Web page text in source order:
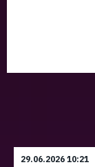
29.06.2026 10:21